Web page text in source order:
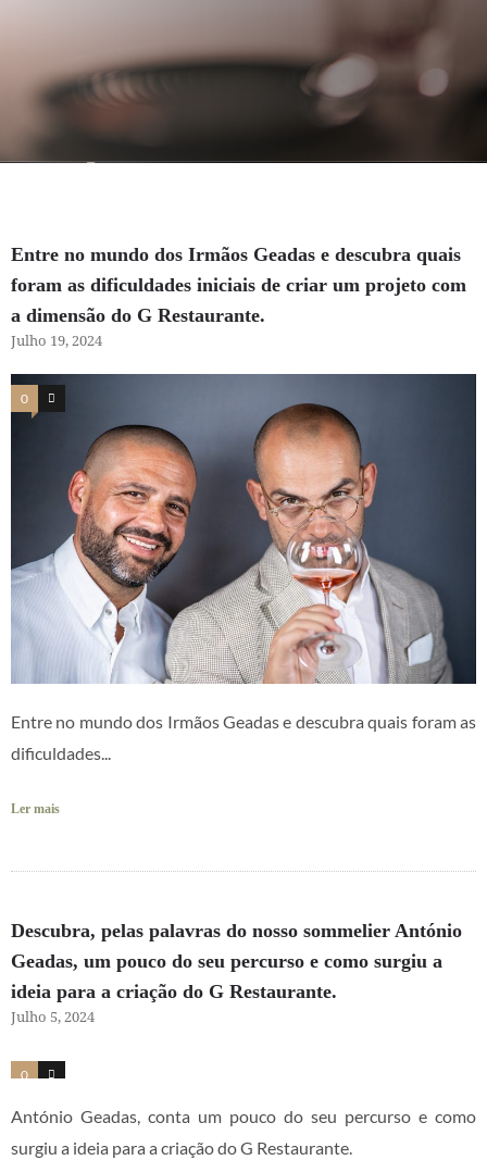
Entre no mundo dos Irmãos Geadas e descubra quais
foram as dificuldades iniciais de criar um projeto com
a dimensão do G Restaurante.
Julho 19, 2024
0 2
Entre no mundo dos Irmãos Geadas e descubra quais foram as
dificuldades...
Ler mais
Descubra, pelas palavras do nosso sommelier António
Geadas, um pouco do seu percurso e como surgiu a
ideia para a criação do G Restaurante.
Julho 5, 2024
0 2
António Geadas, conta um pouco do seu percurso e como
surgiu a ideia para a criação do G Restaurante.